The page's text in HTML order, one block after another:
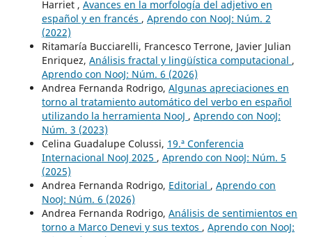
Harriet , Avances en la morfología del adjetivo en
español y en francés , Aprendo con NooJ: Núm. 2
(2022)
Ritamaría Bucciarelli, Francesco Terrone, Javier Julian
Enriquez, Análisis fractal y lingüística computacional ,
Aprendo con NooJ: Núm. 6 (2026)
Andrea Fernanda Rodrigo, Algunas apreciaciones en
torno al tratamiento automático del verbo en español
utilizando la herramienta NooJ , Aprendo con NooJ:
Núm. 3 (2023)
Celina Guadalupe Colussi, 19.ª Conferencia
Internacional NooJ 2025 , Aprendo con NooJ: Núm. 5
(2025)
Andrea Fernanda Rodrigo, Editorial , Aprendo con
NooJ: Núm. 6 (2026)
Andrea Fernanda Rodrigo, Análisis de sentimientos en
torno a Marco Denevi y sus textos , Aprendo con NooJ: